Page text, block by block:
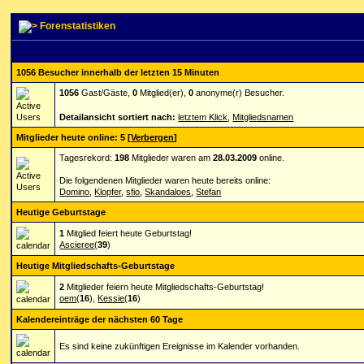
Forenstatistiken
1056 Besucher innerhalb der letzten 15 Minuten
1056 Gast/Gäste,0 Mitglied(er),0 anonyme(r) Besucher.
Detailansicht sortiert nach: letztem Klick ,Mitgliedsnamen
Mitglieder heute online: 5[Verbergen]
Tagesrekord:198 Mitglieder waren am28.03.2009 online.
Die folgendenen Mitglieder waren heute bereits online:
Domino ,Klopfer,sfio ,Skandaloes ,Stefan
Heutige Geburtstage
1 Mitglied feiert heute Geburtstag!
Ascieree(39)
Heutige Mitgliedschafts-Geburtstage
2 Mitglieder feiern heute Mitgliedschafts-Geburtstag!
oem(16),Kessie(16)
Kalendereinträge der nächsten 60 Tage
Es sind keine zukünftigen Ereignisse im Kalender vorhanden.